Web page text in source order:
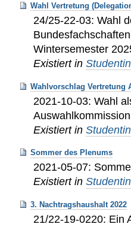
Wahl Vertretung
24/25-22-03: Wahl
Wintersemester
Existiert in
Wahlvorschlag Vertretung
2021-10-03: Wahl
Existiert in
Sommer des Plenums
2021-05-07:
Existiert in
3. Nachtragshaushalt 2022
21/22-19-0220: Ein